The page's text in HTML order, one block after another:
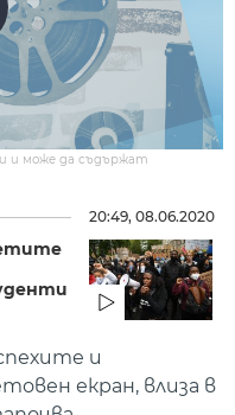
и може да съдържат
20:49, 08.06.2020
и
екран, влиза в